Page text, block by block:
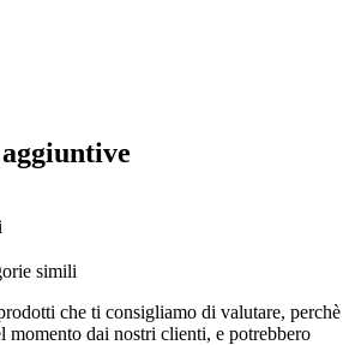
simili
che ti consigliamo di valutare, perchè
momento dai nostri clienti, e potrebbero